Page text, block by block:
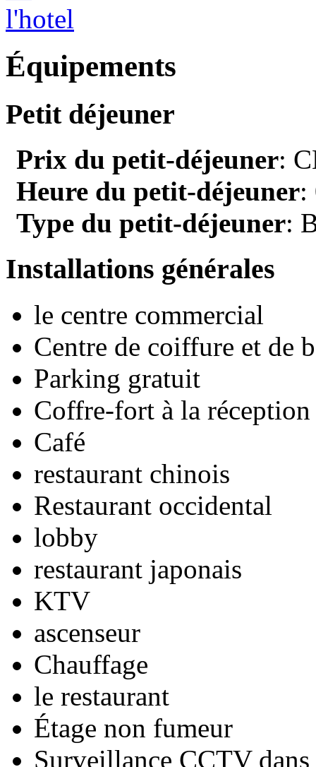
Équipements
Petit déjeuner
Prix du petit-déjeuner:
Heure du petit-déjeuner:
Type du petit-déjeuner:
Installations générales
le centre commercial
Centre de coiffure et de
Parking gratuit
Coffre-fort à la réception
Café
restaurant chinois
Restaurant occidental
lobby
restaurant japonais
KTV
ascenseur
Chauffage
le restaurant
Étage non fumeur
Surveillance CCTV dans